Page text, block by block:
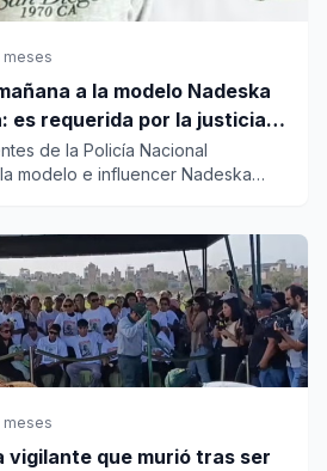
meses
a la modelo Nadeska
es requerida por la justicia
de la Policía Nacional
modelo e influencer Nadeska
meses
vigilante que murió tras ser